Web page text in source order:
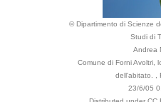
© Dipartimento di Scienze
Studi di
Andrea
Comune di Forni Avoltri,
dell'abitato. ,
23/6/05